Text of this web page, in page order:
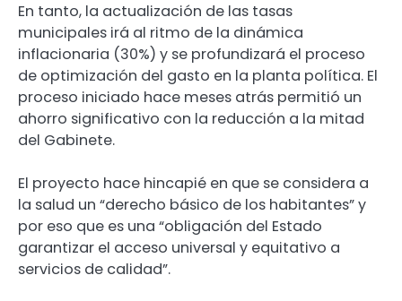
En tanto, la actualización de las tasas
municipales irá al ritmo de la dinámica
inflacionaria (30%) y se profundizará el proceso
de optimización del gasto en la planta política. El
proceso iniciado hace meses atrás permitió un
ahorro significativo con la reducción a la mitad
del Gabinete.
El proyecto hace hincapié en que se considera a
la salud un “derecho básico de los habitantes” y
por eso que es una “obligación del Estado
garantizar el acceso universal y equitativo a
servicios de calidad”.